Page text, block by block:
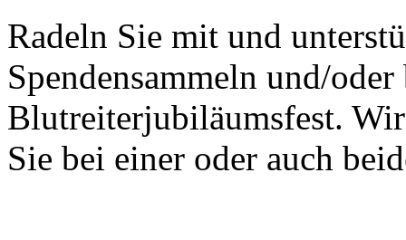
Radeln Sie mit und
Spendensammeln und/oder
Blutreiterjubiläumsfest.
Sie bei einer oder auch